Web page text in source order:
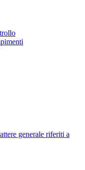
generale riferiti a